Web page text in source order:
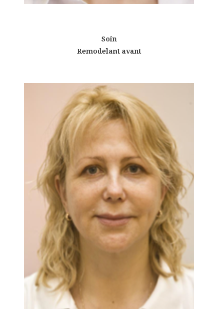
Soin
Remodelant avant